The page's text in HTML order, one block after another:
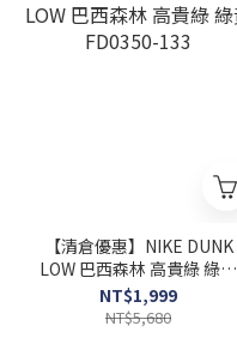
【清倉優惠】NIKE DUNK
LOW 巴西森林 高貴綠 綠黃
FD0350-133
NT$1,999
NT$5,680